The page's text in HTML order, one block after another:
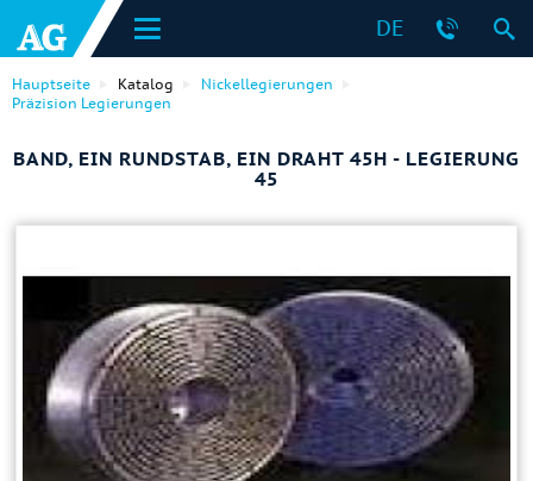
DE
Hauptseite Katalog
Nickellegierungen
Präzision Legierungen
BAND, EIN RUNDSTAB, EIN DRAHT 45H - LEGIERUNG
45